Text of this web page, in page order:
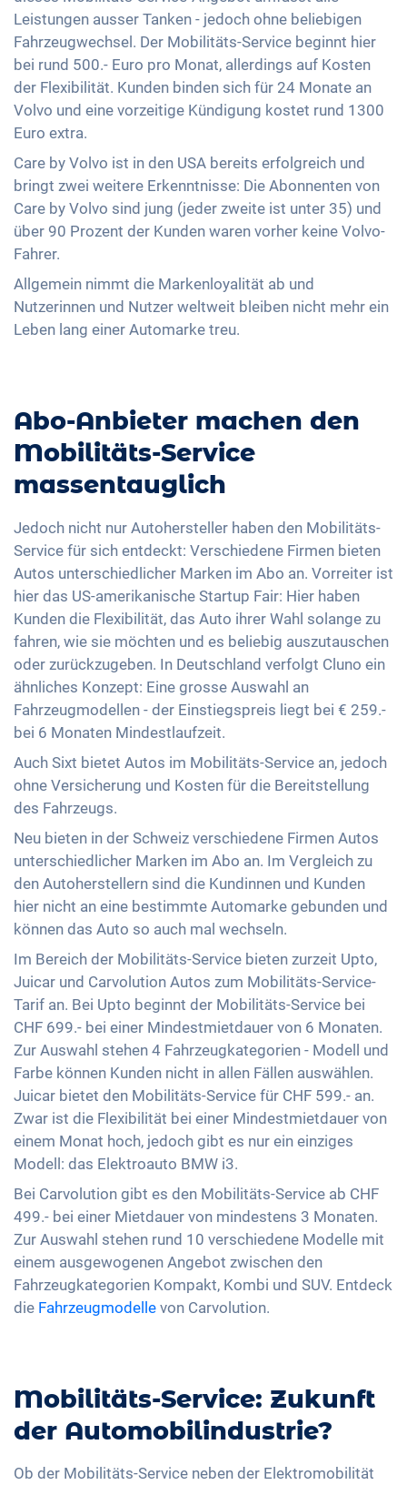
Leistungen ausser Tanken - jedoch ohne beliebigen
Fahrzeugwechsel. Der Mobilitäts-Service beginnt hier
bei rund 500.- Euro pro Monat, allerdings auf Kosten
der Flexibilität. Kunden binden sich für 24 Monate an
Volvo und eine vorzeitige Kündigung kostet rund 1300
Euro extra.
Care by Volvo ist in den USA bereits erfolgreich und
bringt zwei weitere Erkenntnisse: Die Abonnenten von
Care by Volvo sind jung (jeder zweite ist unter 35) und
über 90 Prozent der Kunden waren vorher keine Volvo-
Fahrer.
Allgemein nimmt die Markenloyalität ab und
Nutzerinnen und Nutzer weltweit bleiben nicht mehr ein
Leben lang einer Automarke treu.
Abo-Anbieter machen den
Mobilitäts-Service
massentauglich
Jedoch nicht nur Autohersteller haben den Mobilitäts-
Service für sich entdeckt: Verschiedene Firmen bieten
Autos unterschiedlicher Marken im Abo an. Vorreiter ist
hier das US-amerikanische Startup Fair: Hier haben
Kunden die Flexibilität, das Auto ihrer Wahl solange zu
fahren, wie sie möchten und es beliebig auszutauschen
oder zurückzugeben. In Deutschland verfolgt Cluno ein
ähnliches Konzept: Eine grosse Auswahl an
Fahrzeugmodellen - der Einstiegspreis liegt bei € 259.-
bei 6 Monaten Mindestlaufzeit.
Auch Sixt bietet Autos im Mobilitäts-Service an, jedoch
ohne Versicherung und Kosten für die Bereitstellung
des Fahrzeugs.
Neu bieten in der Schweiz verschiedene Firmen Autos
unterschiedlicher Marken im Abo an. Im Vergleich zu
den Autoherstellern sind die Kundinnen und Kunden
hier nicht an eine bestimmte Automarke gebunden und
können das Auto so auch mal wechseln.
Im Bereich der Mobilitäts-Service bieten zurzeit Upto,
Juicar und Carvolution Autos zum Mobilitäts-Service-
Tarif an. Bei Upto beginnt der Mobilitäts-Service bei
CHF 699.- bei einer Mindestmietdauer von 6 Monaten.
Zur Auswahl stehen 4 Fahrzeugkategorien - Modell und
Farbe können Kunden nicht in allen Fällen auswählen.
Juicar bietet den Mobilitäts-Service für CHF 599.- an.
Zwar ist die Flexibilität bei einer Mindestmietdauer von
einem Monat hoch, jedoch gibt es nur ein einziges
Modell: das Elektroauto BMW i3.
Bei Carvolution gibt es den Mobilitäts-Service ab CHF
499.- bei einer Mietdauer von mindestens 3 Monaten.
Zur Auswahl stehen rund 10 verschiedene Modelle mit
einem ausgewogenen Angebot zwischen den
Fahrzeugkategorien Kompakt, Kombi und SUV. Entdeck
die Fahrzeugmodelle von Carvolution.
Mobilitäts-Service: Zukunft
der Automobilindustrie?
Ob der Mobilitäts-Service neben der Elektromobilität